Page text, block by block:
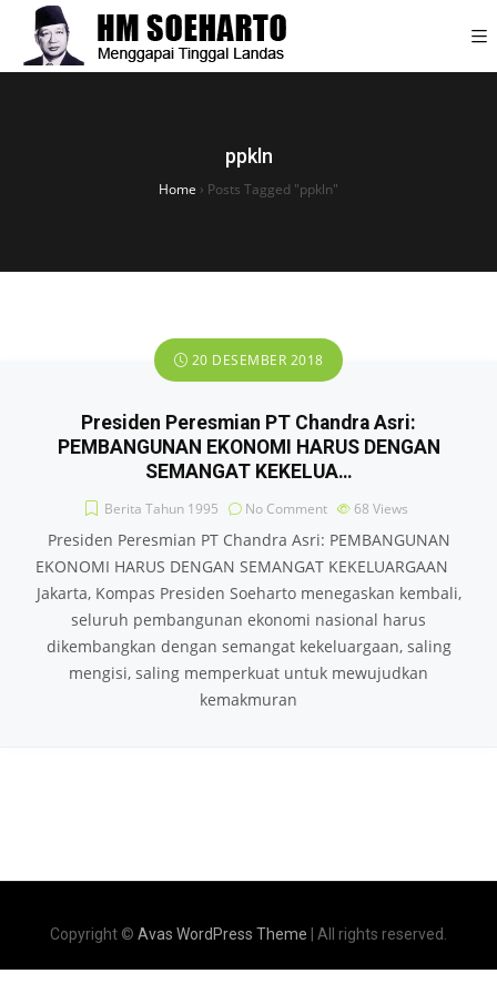
ppkln
Home › Posts Tagged "ppkln"
20 DESEMBER 2018
Presiden Peresmian PT Chandra Asri:
PEMBANGUNAN EKONOMI HARUS DENGAN
SEMANGAT KEKELUA…
Berita Tahun 1995 No Comment 68 Views
Presiden Peresmian PT Chandra Asri: PEMBANGUNAN
EKONOMI HARUS DENGAN SEMANGAT KEKELUARGAAN
Jakarta, Kompas Presiden Soeharto menegaskan kembali,
seluruh pembangunan ekonomi nasional harus
dikembangkan dengan semangat kekeluargaan, saling
mengisi, saling memperkuat untuk mewujudkan
kemakmuran
Copyright © Avas WordPress Theme | All rights reserved.